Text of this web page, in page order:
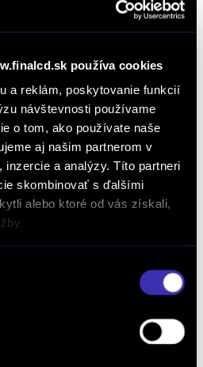
používa cookies
a reklám, poskytovanie funkcií
návštevnosti používame
o tom, ako používate naše
aj našim partnerom v
inzercie a analýzy. Títo partneri
skombinovať s ďalšími
alebo ktoré od vás získali,
Automat
km / 2025 / 107 kW / 145 PS
3t 0d 20:03:45
DETAIL